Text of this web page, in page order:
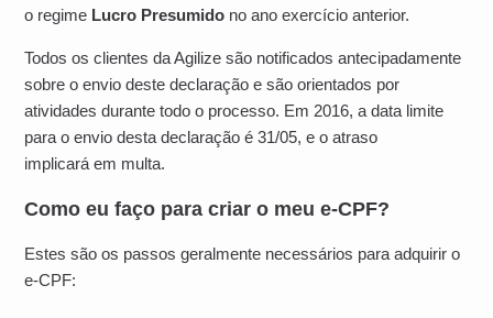
o regime Lucro Presumido no ano exercício anterior.
Todos os clientes da Agilize são notificados antecipadamente
sobre o envio deste declaração e são orientados por
atividades durante todo o processo. Em 2016, a data limite
para o envio desta declaração é 31/05, e o atraso
implicará em multa.
Como eu faço para criar o meu e-CPF?
Estes são os passos geralmente necessários para adquirir o
e-CPF: